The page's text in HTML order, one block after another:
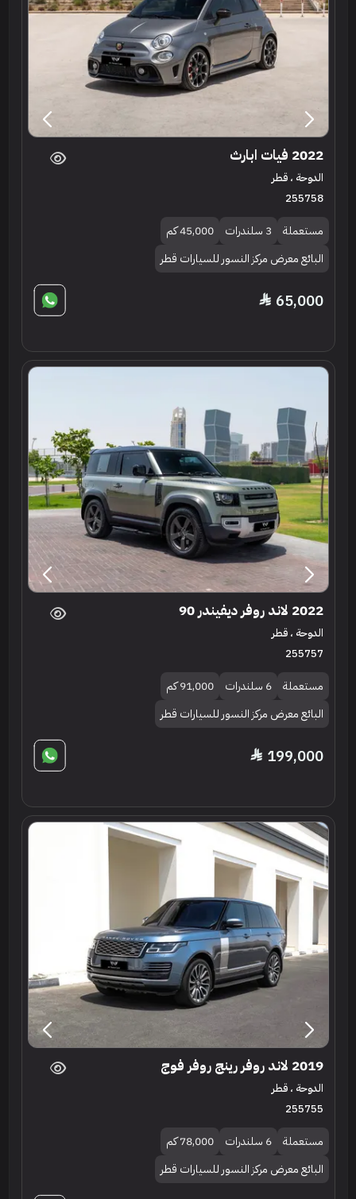
2022 فيات ابارث
الدوحة ، قطر
255758
مستعملة 3 سلندرات
45,000 كم
البائع معرض مركز النسور للسيارات قطر
65,000
2022 لاند روفر ديفيندر 90
الدوحة ، قطر
255757
مستعملة 6 سلندرات
91,000 كم
البائع معرض مركز النسور للسيارات قطر
199,000
2019 لاند روفر رينج روفر فوج
الدوحة ، قطر
255755
مستعملة 6 سلندرات
78,000 كم
البائع معرض مركز النسور للسيارات قطر